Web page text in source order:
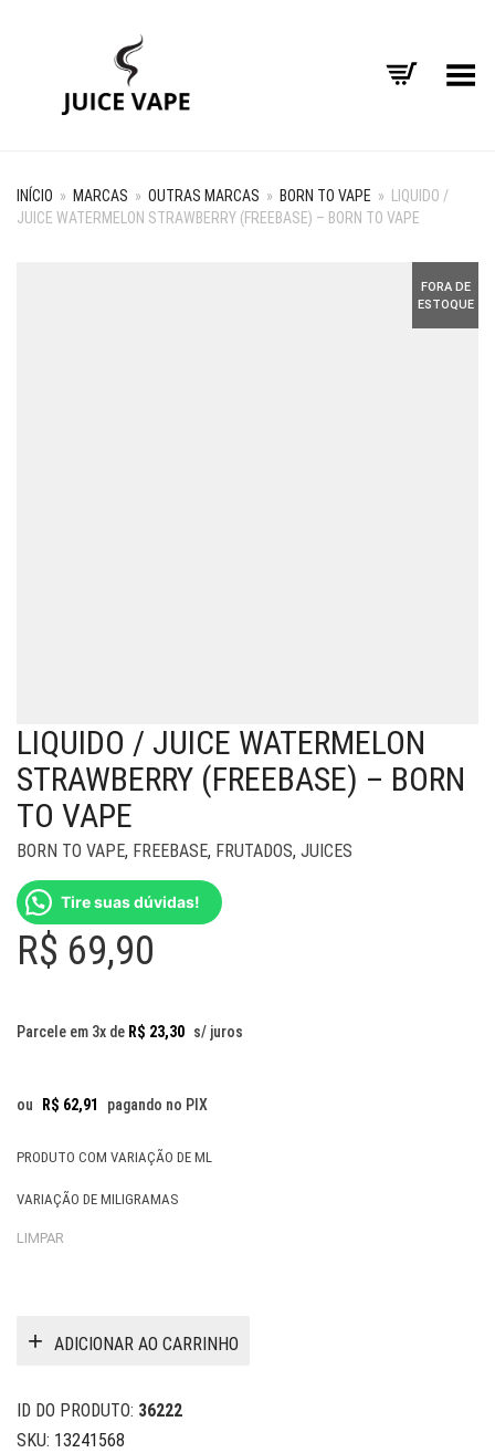
Alternar Menu
INÍCIO » MARCAS » OUTRAS MARCAS » BORN TO VAPE »
LIQUIDO /
JUICE WATERMELON STRAWBERRY (FREEBASE) – BORN TO VAPE
FORA DE
ESTOQUE
LIQUIDO / JUICE WATERMELON
STRAWBERRY (FREEBASE) – BORN
TO VAPE
BORN TO VAPE, FREEBASE, FRUTADOS, JUICES
Tire suas dúvidas!
R$ 69,90
Parcele em 3x de R$ 23,30 s/ juros
ou R$ 62,91 pagando no PIX
PRODUTO COM VARIAÇÃO DE ML
VARIAÇÃO DE MILIGRAMAS
LIMPAR
ADICIONAR AO CARRINHO
ID DO PRODUTO: 36222
SKU: 13241568